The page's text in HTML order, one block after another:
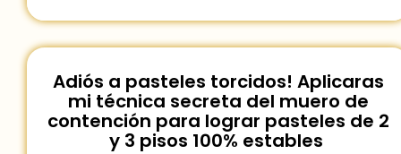
Adiós a pasteles torcidos! Aplicaras
mi técnica secreta del muero de
contención para lograr pasteles de 2
y 3 pisos 100% estables